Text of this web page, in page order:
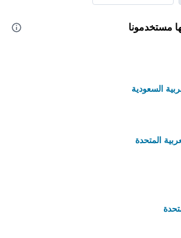
مستخدمونا
السعودية
المتحدة